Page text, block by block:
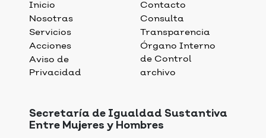
Inicio
Nosotras
Servicios
Acciones
Aviso de
Privacidad
Contacto
Consulta
Transparencia
Órgano Interno
de Control
archivo
Secretaría de Igualdad Sustantiva
Entre Mujeres y Hombres